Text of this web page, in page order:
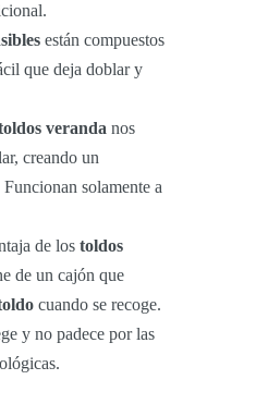
están compuestos
que deja doblar y
veranda nos
creando un
solamente a
de los toldos
de un cajón que
cuando se recoge.
y no padece por las